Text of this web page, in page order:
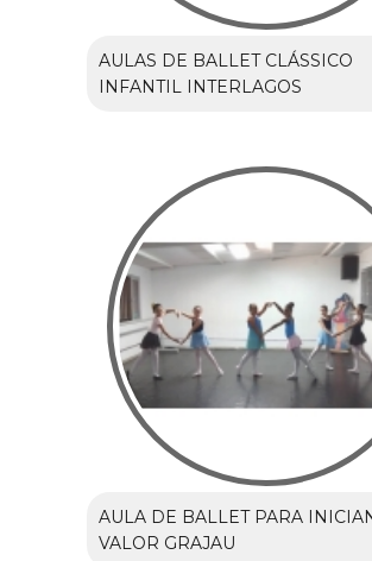
AULAS DE BALLET CLÁSSICO
INFANTIL INTERLAGOS
AULA DE BALLET PARA
VALOR GRAJAU